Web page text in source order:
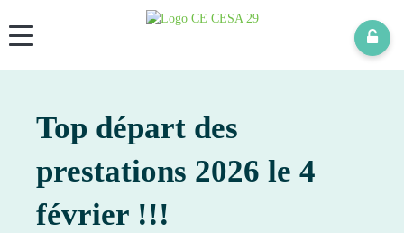
Top départ des
prestations 2026 le 4
février !!!
Panneau de gestion des cookies